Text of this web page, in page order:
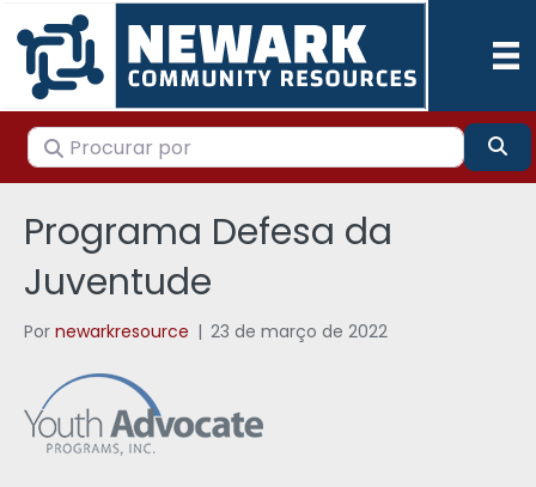
Procurar por
Programa Defesa da
Juventude
Por newarkresource | 23 de março de 2022